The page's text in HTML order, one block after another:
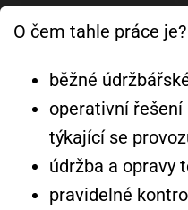
O čem tahle práce je?
běžné
operativní
týkající se
údržba a opravy
pravidelné